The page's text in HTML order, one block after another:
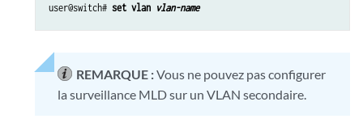
user@switch# set vlan vlan-name
REMARQUE :Vous ne pouvez pas configurer
la surveillance MLD sur un VLAN secondaire.